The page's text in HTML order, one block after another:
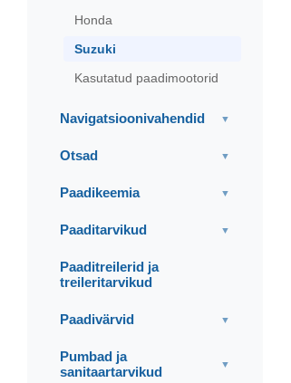
Honda
Suzuki
Kasutatud paadimootorid
Navigatsioonivahendid ▼
Otsad ▼
Paadikeemia ▼
Paaditarvikud ▼
Paaditreilerid ja
treileritarvikud
Paadivärvid ▼
Pumbad ja
sanitaartarvikud
▼